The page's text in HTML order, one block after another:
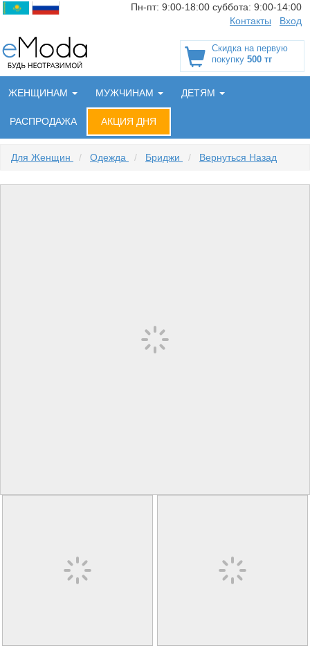
Пн-пт: 9:00-18:00 суббота: 9:00-14:00
Контакты
Вход
Скидка на первую
покупку 500 тг
ЖЕНЩИНАМ МУЖЧИНАМ ДЕТЯМ
РАСПРОДАЖА АКЦИЯ ДНЯ
Для Женщин / Одежда / Бриджи / Вернуться Назад